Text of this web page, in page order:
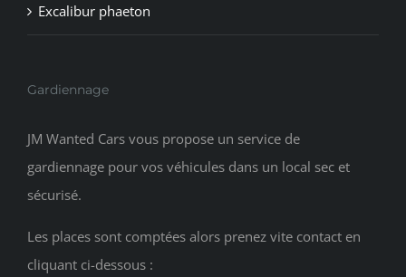
Excalibur phaeton
Gardiennage
JM Wanted Cars vous propose un service de
gardiennage pour vos véhicules dans un local sec et
sécurisé.
Les places sont comptées alors prenez vite contact en
cliquant ci-dessous :